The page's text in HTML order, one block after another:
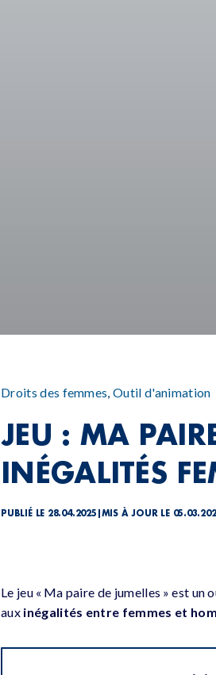
Droits des femmes,Outil d'animation
JEU : MA
INÉGALITÉS
PUBLIÉ LE 28.04.2025 MIS À JOUR LE
Le jeu « Ma paire de jumelles » est
auxinégalités entre femmes et